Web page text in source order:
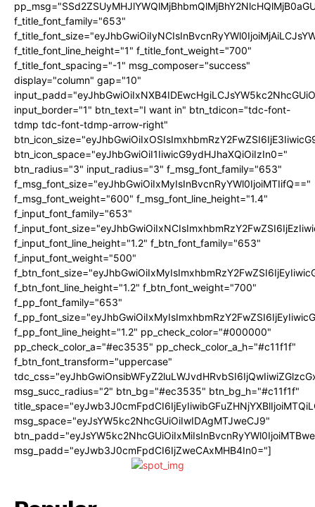
f_title_font_family="653"
f_title_font_line_height="1" f_title_font_weight="700"
f_title_font_spacing="-1" msg_composer="success"
display="column" gap="10"
input_border="1" btn_text="I want in" btn_tdicon="tdc-font-
tdmp tdc-font-tdmp-arrow-right"
btn_icon_space="eyJhbGwiOiI1IiwicG9ydHJhaXQiOiIzIn0="
btn_radius="3" input_radius="3" f_msg_font_family="653"
f_msg_font_size="eyJhbGwiOiIxMyIsInBvcnRyYWl0IjoiMTIifQ=="
f_msg_font_weight="600" f_msg_font_line_height="1.4"
f_input_font_family="653"
f_input_font_line_height="1.2" f_btn_font_family="653"
f_input_font_weight="500"
f_btn_font_line_height="1.2" f_btn_font_weight="700"
f_pp_font_family="653"
f_pp_font_line_height="1.2" pp_check_color="#000000"
pp_check_color_a="#ec3535" pp_check_color_a_h="#c11f1f"
f_btn_font_transform="uppercase"
msg_succ_radius="2" btn_bg="#ec3535" btn_bg_h="#c11f1f"
msg_space="eyJsYW5kc2NhcGUiOiIwIDAgMTJweCJ9"
msg_padd="eyJwb3J0cmFpdCI6IjZweCAxMHB4In0="]